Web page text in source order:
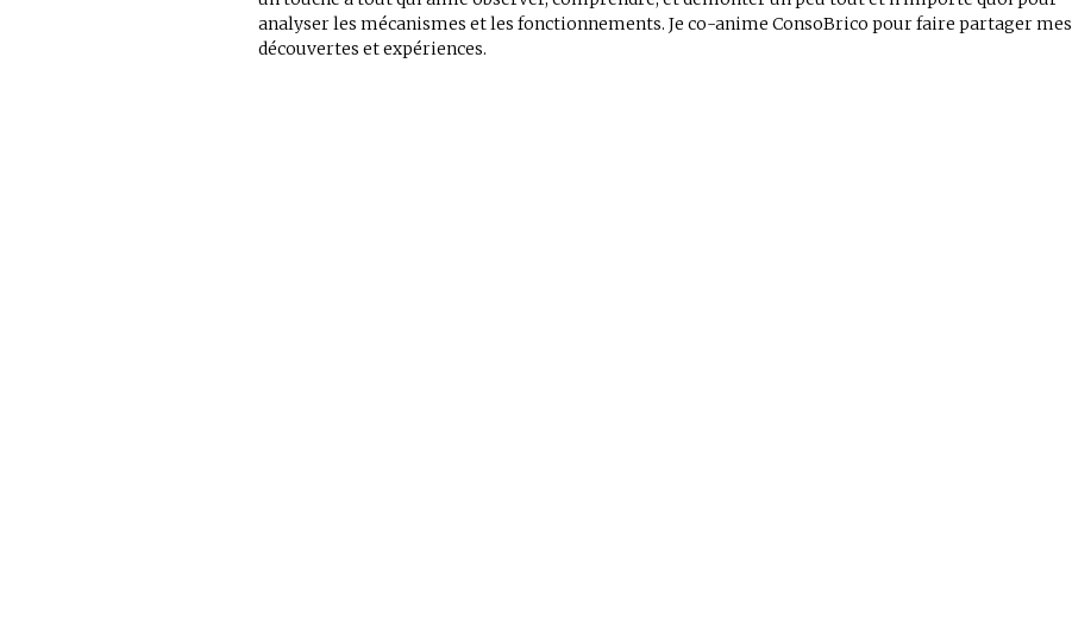
analyser les mécanismes et les fonctionnements. Je co-anime ConsoBrico pour faire partager mes
découvertes et expériences.